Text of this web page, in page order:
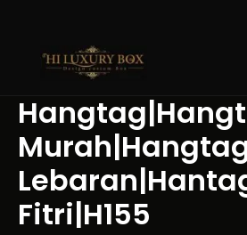
Fitri|H155
Lebaran|Hantag
quantity